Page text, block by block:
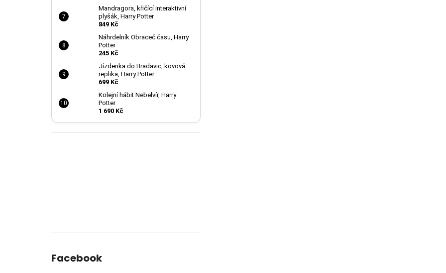
Mandragora, křičící interaktivní
plyšák, Harry Potter
849 Kč
Náhrdelník Obraceč času, Harry
Potter
245 Kč
Jízdenka do Bradavic, kovová
replika, Harry Potter
699 Kč
Kolejní hábit Nebelvír, Harry
Potter
1 690 Kč
Facebook